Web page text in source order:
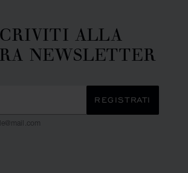
ALLA
NEWSLETTER
REGISTRATI